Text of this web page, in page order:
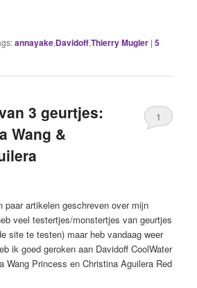
annayake,Davidoff,Thierry Mugler |5
3 geurtjes:
Wang &
1
paar artikelen geschreven over mijn
veel testertjes/monstertjes van geurtjes
site te testen) maar heb vandaag weer
ik goed geroken aan Davidoff CoolWater
Wang Princess en Christina Aguilera Red